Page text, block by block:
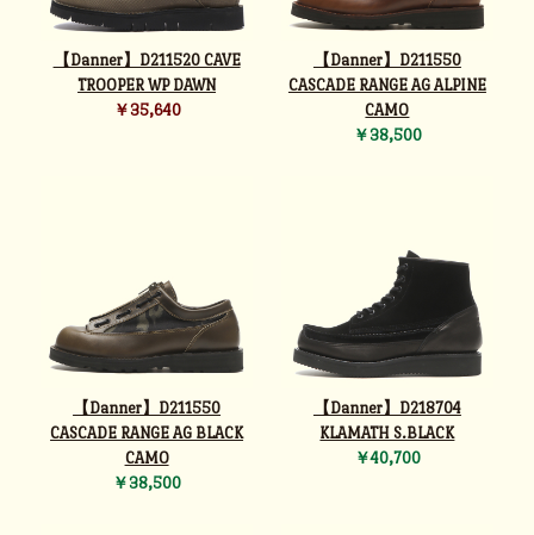
【Danner】D211520 CAVE
TROOPER WP DAWN
￥35,640
【Danner】D211550
CASCADE RANGE AG ALPINE
CAMO
￥38,500
【Danner】D211550
CASCADE RANGE AG BLACK
CAMO
￥38,500
【Danner】D218704
KLAMATH S.BLACK
￥40,700